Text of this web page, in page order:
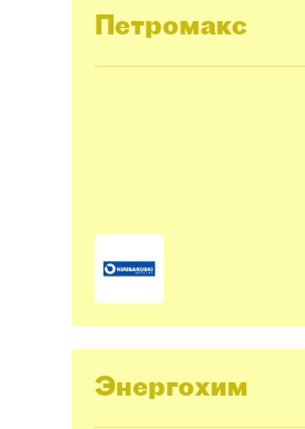
Петромакс
Энергохим